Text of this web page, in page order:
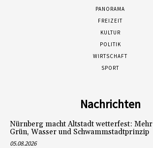
PANORAMA
FREIZEIT
KULTUR
POLITIK
WIRTSCHAFT
SPORT
Nachrichten
Nürnberg macht Altstadt wetterfest: Mehr
Grün, Wasser und Schwammstadtprinzip
05.08.2026